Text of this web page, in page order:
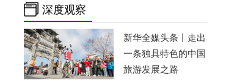
深度观察
新华全媒头条丨 走出
一条独具特色的中国
旅游发展之路